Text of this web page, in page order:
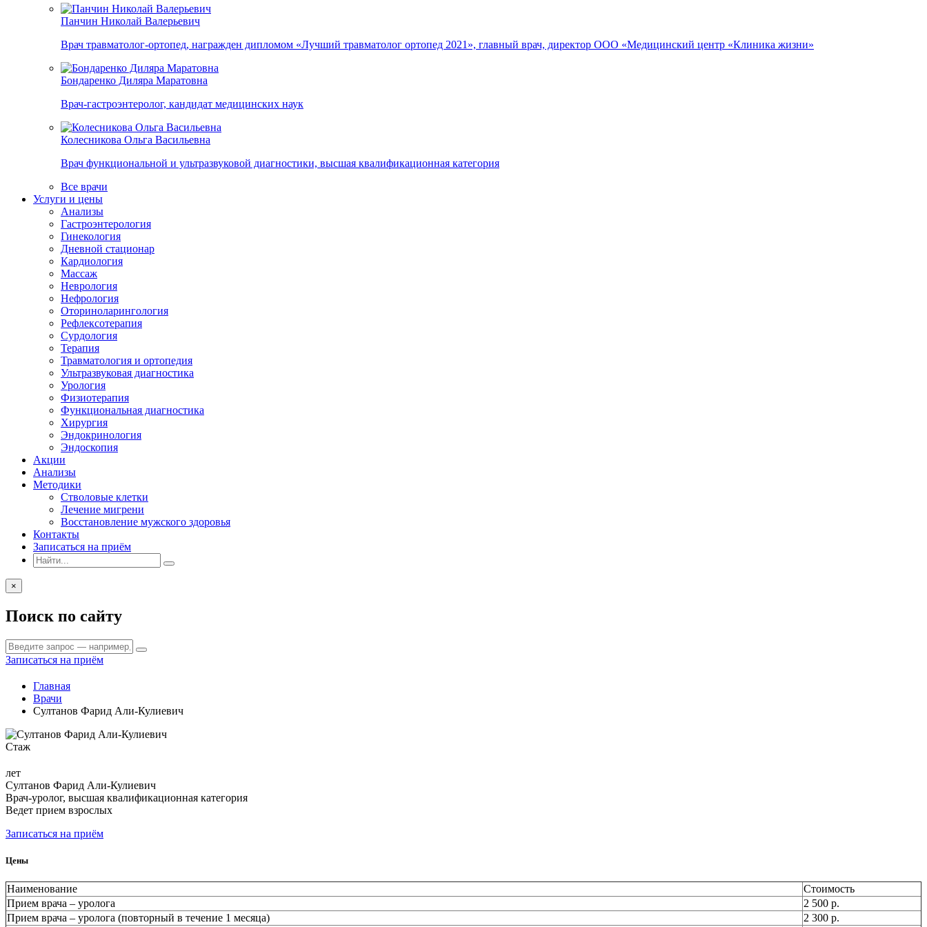
Панчин Николай Валерьевич
Врач травматолог-ортопед, награжден дипломом «Лучший травматолог ортопед 2021», главный врач, директор ООО «Медицинский центр «Клиника жизни»
Бондаренко Диляра Маратовна
Врач-гастроэнтеролог, кандидат медицинских наук
Колесникова Ольга Васильевна
Врач функциональной и ультразвуковой диагностики, высшая квалификационная категория
Все врачи
Услуги и цены
Анализы
Гастроэнтерология
Гинекология
Дневной стационар
Кардиология
Массаж
Неврология
Нефрология
Оториноларингология
Рефлексотерапия
Сурдология
Терапия
Травматология и ортопедия
Ультразвуковая диагностика
Урология
Физиотерапия
Функциональная диагностика
Хирургия
Эндокринология
Эндоскопия
Акции
Анализы
Методики
Стволовые клетки
Лечение мигрени
Восстановление мужского здоровья
Контакты
Записаться на приём
×
Поиск по сайту
Записаться на приём
Главная
Врачи
Султанов Фарид Али-Кулиевич
Стаж
лет
Султанов Фарид Али-Кулиевич
Врач-уролог, высшая квалификационная категория
Ведет прием взрослых
Записаться на приём
Цены
Наименование
Стоимость
Прием врача – уролога
2 500 р.
Прием врача – уролога (повторный в течение 1 месяца)
2 300 р.